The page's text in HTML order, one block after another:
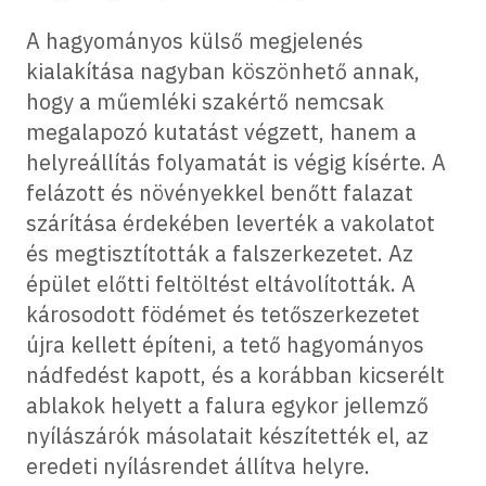
A hagyományos külső megjelenés
kialakítása nagyban köszönhető annak,
hogy a műemléki szakértő nemcsak
megalapozó kutatást végzett, hanem a
helyreállítás folyamatát is végig kísérte. A
felázott és növényekkel benőtt falazat
szárítása érdekében leverték a vakolatot
és megtisztították a falszerkezetet. Az
épület előtti feltöltést eltávolították. A
károsodott födémet és tetőszerkezetet
újra kellett építeni, a tető hagyományos
nádfedést kapott, és a korábban kicserélt
ablakok helyett a falura egykor jellemző
nyílászárók másolatait készítették el, az
eredeti nyílásrendet állítva helyre.